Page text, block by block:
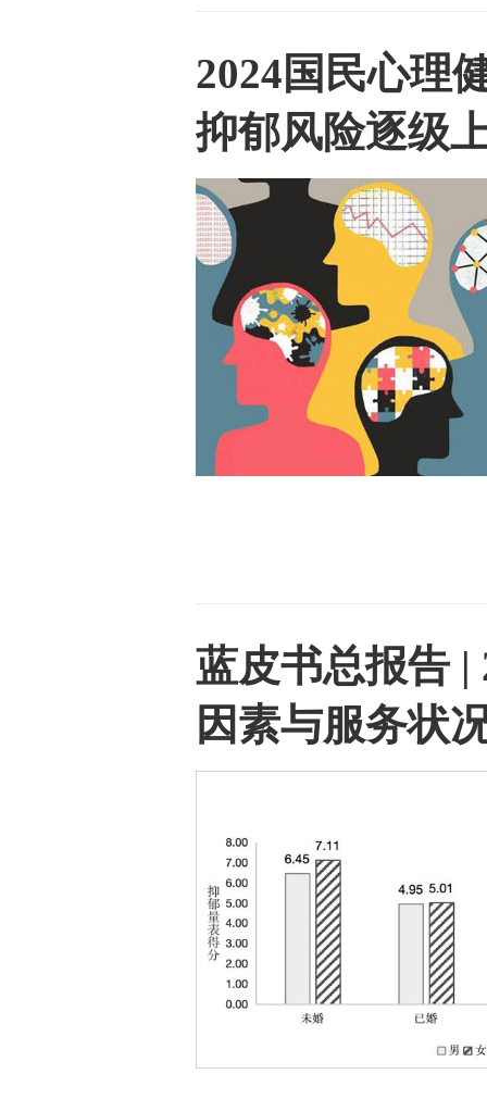
2024国民心理
抑郁风险逐级
蓝皮书总报告 |
因素与服务状